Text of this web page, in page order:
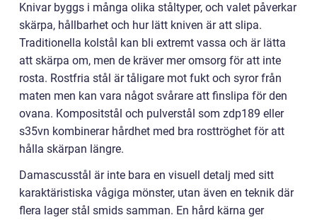
Knivar byggs i många olika ståltyper, och valet påverkar
skärpa, hållbarhet och hur lätt kniven är att slipa.
Traditionella kolstål kan bli extremt vassa och är lätta
att skärpa om, men de kräver mer omsorg för att inte
rosta. Rostfria stål är tåligare mot fukt och syror från
maten men kan vara något svårare att finslipa för den
ovana. Kompositstål och pulverstål som zdp189 eller
s35vn kombinerar hårdhet med bra rosttröghet för att
hålla skärpan längre.
Damascusstål är inte bara en visuell detalj med sitt
karaktäristiska vågiga mönster, utan även en teknik där
flera lager stål smids samman. En hård kärna ger